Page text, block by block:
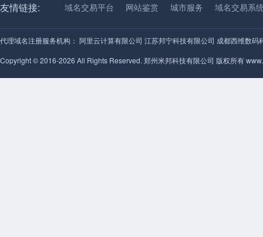
友情链接: 域名交易平台 网站鉴赏 城市服务 域名交易系
代理域名注册服务机构： 阿里云计算有限公司 江苏邦宁科技有限公司 成都西维数码
Copyright © 2016-2026 All Rights Reserved. 郑州米邦科技有限公司 版权所有